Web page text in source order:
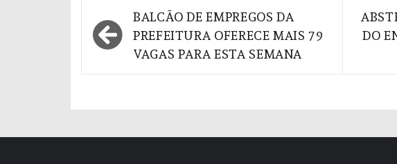
Navegação
de
BALCÃO DE EMPREGOS DA
PREFEITURA OFERECE MAIS 79
VAGAS PARA ESTA SEMANA
DO